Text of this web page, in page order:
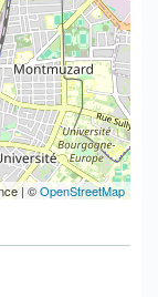
| ©OpenStreetMap